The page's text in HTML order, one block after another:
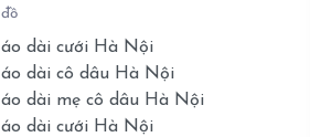
đồ
áo dài cưới Hà Nội
áo dài cô dâu Hà Nội
áo dài mẹ cô dâu Hà Nội
áo dài cưới Hà Nội